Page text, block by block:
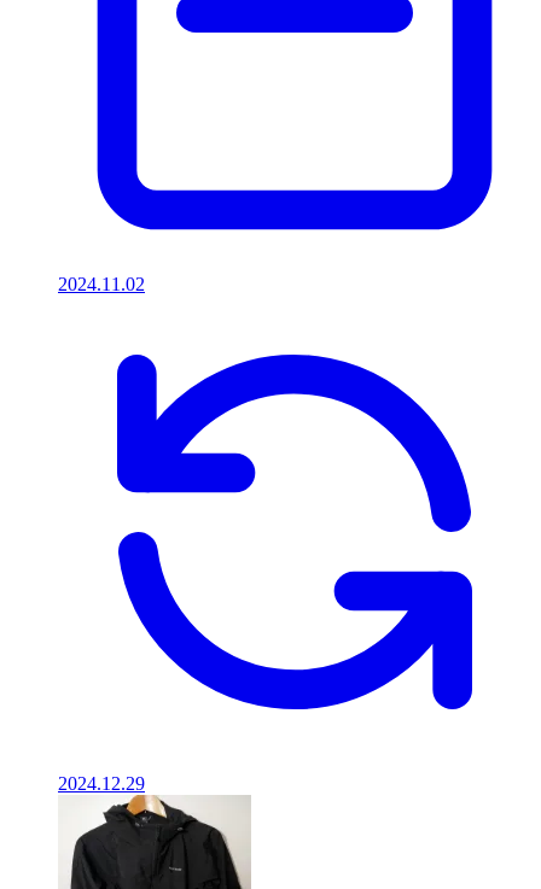
2024.11.02
2024.12.29